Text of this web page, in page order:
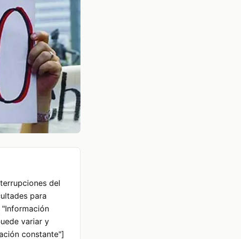
del
para
variar y
constante"]